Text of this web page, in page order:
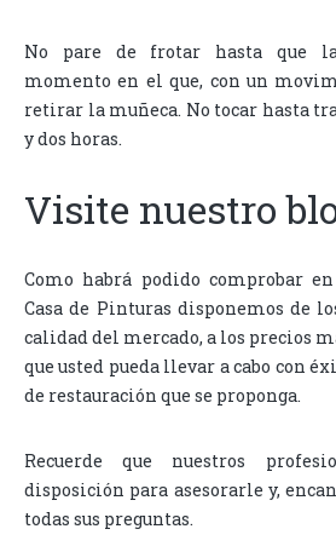
No pare de frotar hasta que la
momento en el que, con un
retirar la muñeca. No tocar hasta
y dos horas.
Visite nuestro
Como habrá podido comprobar
Casa de Pinturas disponemos de
calidad del mercado, a los precios
que usted pueda llevar a cabo con
de restauración que se proponga.
Recuerde que nuestros
disposición para asesorarle y,
todas sus preguntas.